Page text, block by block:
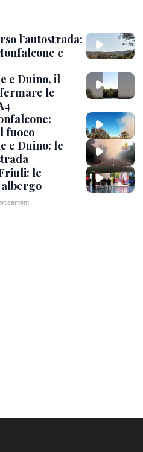
l’autostrada:
e
e Duino, il
le
fuoco
e Duino: le
le